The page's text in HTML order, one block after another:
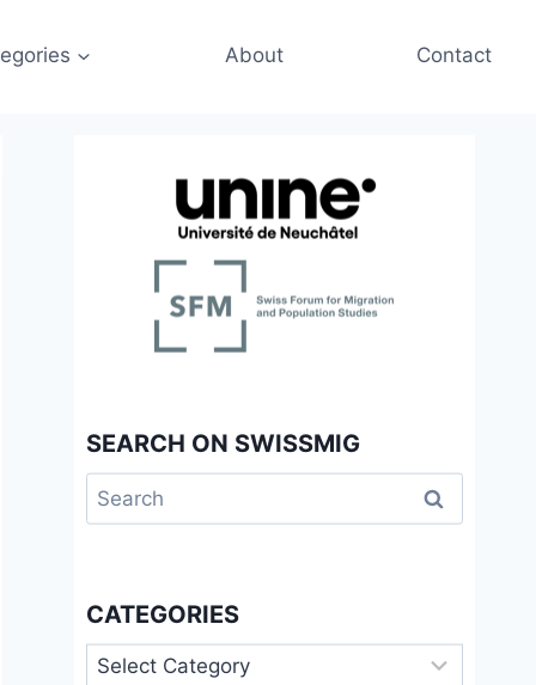
About Contact
SEARCH ON SWISSMIG
Search
for:
CATEGORIES
Categories